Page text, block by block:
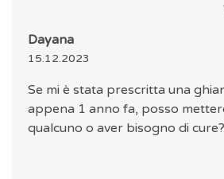
Dayana
15.12.2023
Se mi è stata prescritta una
appena 1 anno fa, posso
qualcuno o aver bisogno di cure?